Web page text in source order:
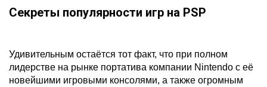
Секреты популярности игр на PSP
Удивительным остаётся тот факт, что при полном
лидерстве на рынке портатива компании Nintendo с её
новейшими игровыми консолями, а также огромным